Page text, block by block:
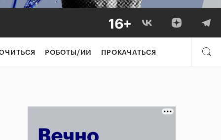
РОБОТЫ/ИИ ПРОКАЧАТЬСЯ